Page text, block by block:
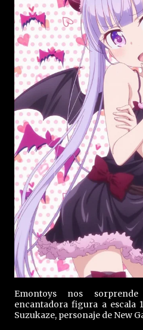
Emontoys nos
encantadora figura a escala
Suzukaze, personaje de New